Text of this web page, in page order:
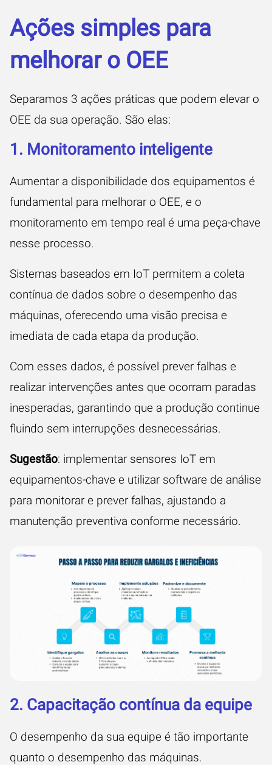
Ações simples para
melhorar o OEE
Separamos 3 ações práticas que podem elevar o
OEE da sua operação. São elas:
1. Monitoramento inteligente
Aumentar a disponibilidade dos equipamentos é
fundamental para melhorar o OEE, e o
monitoramento em tempo real é uma peça-chave
nesse processo.
Sistemas baseados em IoT permitem a coleta
contínua de dados sobre o desempenho das
máquinas, oferecendo uma visão precisa e
imediata de cada etapa da produção.
Com esses dados, é possível prever falhas e
realizar intervenções antes que ocorram paradas
inesperadas, garantindo que a produção continue
fluindo sem interrupções desnecessárias.
Sugestão: implementar sensores IoT em
equipamentos-chave e utilizar software de análise
para monitorar e prever falhas, ajustando a
manutenção preventiva conforme necessário.
2. Capacitação contínua da equipe
O desempenho da sua equipe é tão importante
quanto o desempenho das máquinas.